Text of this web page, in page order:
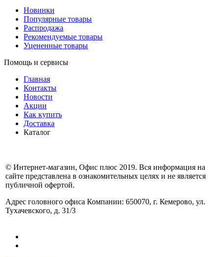
Новинки
Популярные товары
Распродажа
Рекомендуемые товары
Уцененные товары
Помощь и сервисы
Главная
Контакты
Новости
Акции
Как купить
Доставка
Каталог
© Интернет-магазин, Офис плюс 2019. Вся информация на
сайте представлена в ознакомительных целях и не является
публичной офертой.
Адрес головного офиса Компании: 650070, г. Кемерово, ул.
Тухачевского, д. 31/3